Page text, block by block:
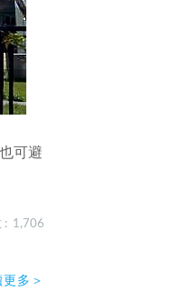
可避
: 1,706
多＞